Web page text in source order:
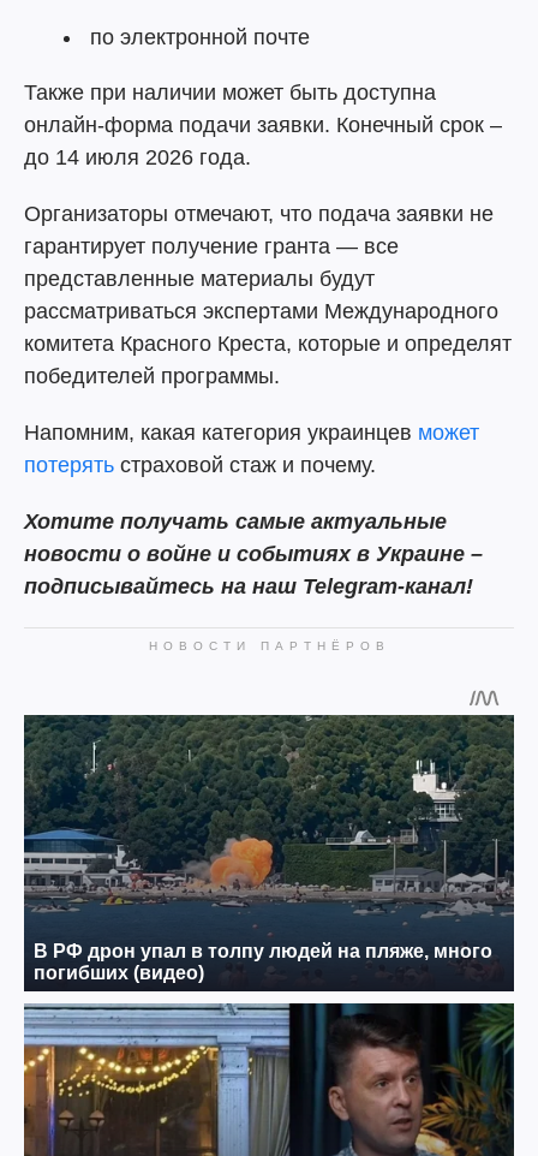
по электронной почте
Также при наличии может быть доступна
онлайн-форма подачи заявки. Конечный срок –
до 14 июля 2026 года.
Организаторы отмечают, что подача заявки не
гарантирует получение гранта — все
представленные материалы будут
рассматриваться экспертами Международного
комитета Красного Креста, которые и определят
победителей программы.
Напомним, какая категория украинцев может
потерять страховой стаж и почему.
Хотите получать самые актуальные
новости о войне и событиях в Украине –
подписывайтесь на наш Telegram-канал!